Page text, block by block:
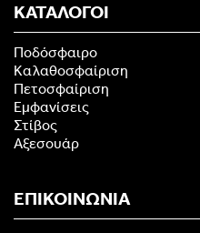
ΚΑΤΑΛΟΓΟΙ
Ποδόσφαιρο
Καλαθοσφαίριση
Πετοσφαίριση
Εμφανίσεις
Στίβος
Αξεσουάρ
ΕΠΙΚΟΙΝΩΝΙΑ